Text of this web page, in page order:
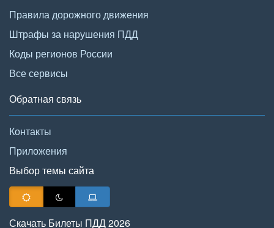
Правила дорожного движения
Штрафы за нарушения ПДД
Коды регионов России
Все сервисы
Обратная связь
Контакты
Приложения
Выбор темы сайта
Скачать Билеты ПДД 2026